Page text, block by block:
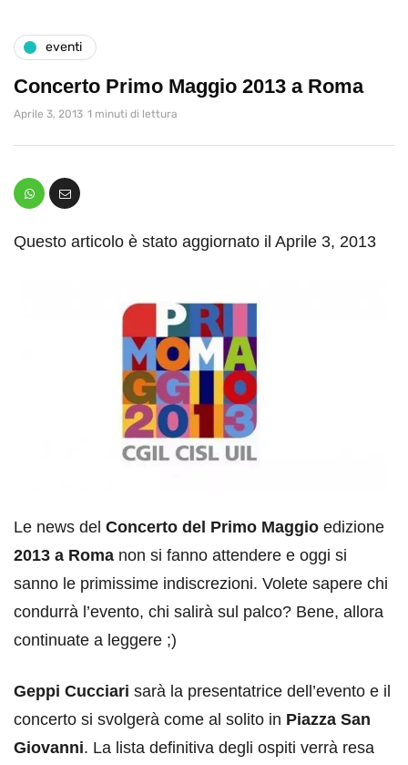
eventi
Concerto Primo Maggio 2013 a Roma
Aprile 3, 2013 1 minuti di lettura
Questo articolo è stato aggiornato il Aprile 3, 2013
Le news del Concerto del Primo Maggio edizione
2013 a Roma non si fanno attendere e oggi si
sanno le primissime indiscrezioni. Volete sapere chi
condurrà l’evento, chi salirà sul palco? Bene, allora
continuate a leggere ;)
Geppi Cucciari sarà la presentatrice dell’evento e il
concerto si svolgerà come al solito in Piazza San
Giovanni. La lista definitiva degli ospiti verrà resa